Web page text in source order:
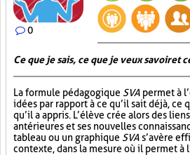
0
Ce que je sais, ce que je veux savoir et
La formule pédagogique SVA permet à
idées par rapport à ce qu’il sait déjà, ce
qu’il a appris. L’élève crée alors des
antérieures et ses nouvelles
tableau ou un graphique SVA s’avère
contexte, dans la mesure où il permet à